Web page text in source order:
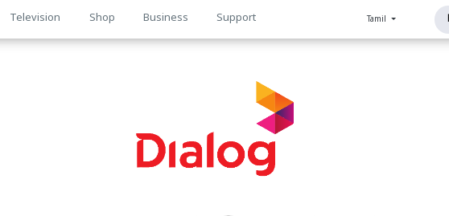
Television Shop Business Support Tamil